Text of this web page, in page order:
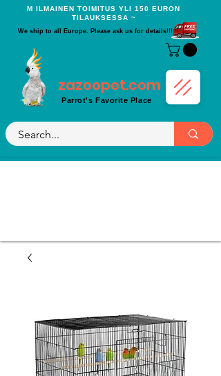
Μ ILMAINEN TOIMITUS YLI 150 EURON
TILAUKSESSA ~
We ship to all Europe. Please ask us for details!!!
zazoopet.com
Parrot's Favorite Place